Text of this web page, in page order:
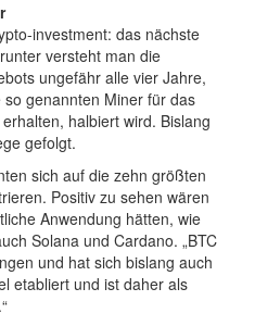
investment: das nächste
versteht man die
ungefähr alle vier Jahre,
genannten Miner für das
halbiert wird. Bislang
gefolgt.
sich auf die zehn größten
Positiv zu sehen wären
Anwendung hätten, wie
Solana und Cardano. „BTC
und hat sich bislang auch
etabliert und ist daher als